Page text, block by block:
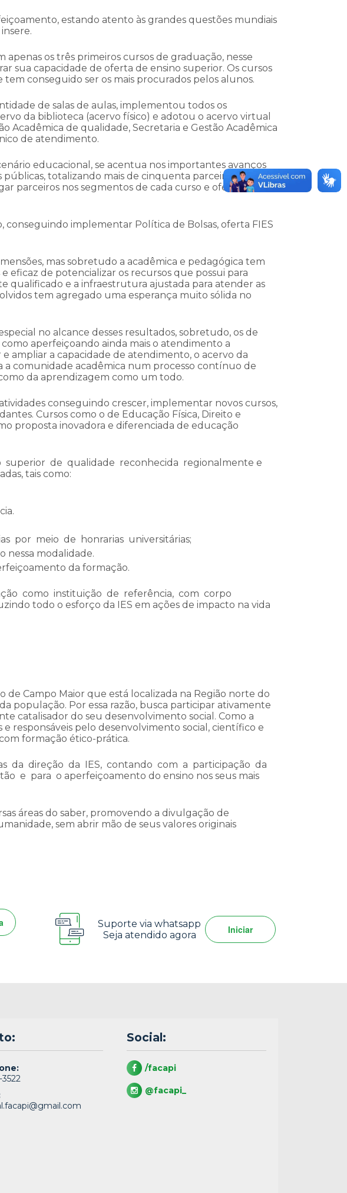
estando atento às grandes questões mundiais
os três primeiros cursos de graduação, nesse
sua capacidade de oferta de ensino superior. Os cursos
conseguido ser os mais procurados pelos alunos.
de salas de aulas, implementou todos os
da biblioteca (acervo físico) e adotou o acervo virtual
Acadêmica de qualidade, Secretaria e Gestão Acadêmica
de atendimento.
educacional, se acentua nos importantes avanços
totalizando mais de cinquenta parceiros em tão
parceiros nos segmentos de cada curso e oferecer cada
conseguindo implementar Política de Bolsas, oferta FIES
mas sobretudo a acadêmica e pedagógica tem
eficaz de potencializar os recursos que possui para
qualificado e a infraestrutura ajustada para atender as
tem agregado uma esperança muito sólida no
no alcance desses resultados, sobretudo, os de
aperfeiçoando ainda mais o atendimento a
ampliar a capacidade de atendimento, o acervo da
a comunidade acadêmica num processo contínuo de
da aprendizagem como um todo.
conseguindo crescer, implementar novos cursos,
Cursos como o de Educação Física, Direito e
proposta inovadora e diferenciada de educação
superior de qualidade reconhecida regionalmente e
tais como:
por meio de honrarias universitárias;
nessa modalidade.
da formação.
como instituição de referência, com corpo
todo o esforço da IES em ações de impacto na vida
de Campo Maior que está localizada na Região norte do
população. Por essa razão, busca participar ativamente
catalisador do seu desenvolvimento social. Como a
responsáveis pelo desenvolvimento social, científico e
formação ético-prática.
da direção da IES, contando com a participação da
e para o aperfeiçoamento do ensino nos seus mais
áreas do saber, promovendo a divulgação de
sem abrir mão de seus valores originais
Suporte via whatsapp
Seja atendido agora
Iniciar
3522
Social:
/facapi
@facapi_